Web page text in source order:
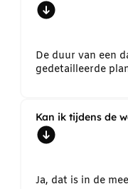
De duur van een
gedetailleerde
Kan ik tijdens de
Ja, dat is in de